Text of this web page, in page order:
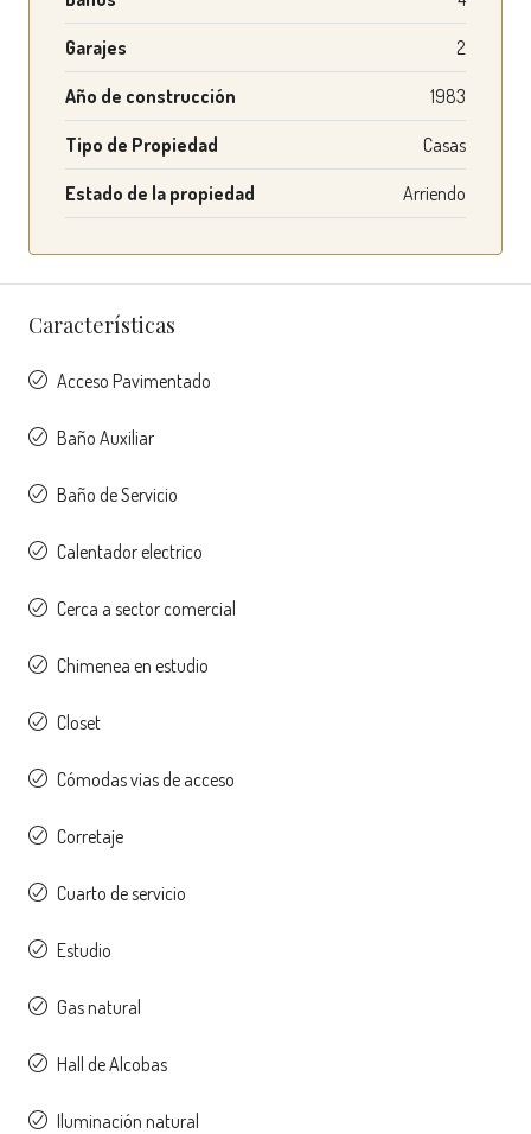
Garajes 2
Año de construcción 1983
Tipo de Propiedad Casas
Estado de la propiedad Arriendo
Características
Acceso Pavimentado
Baño Auxiliar
Baño de Servicio
Calentador electrico
Cerca a sector comercial
Chimenea en estudio
Closet
Cómodas vias de acceso
Corretaje
Cuarto de servicio
Estudio
Gas natural
Hall de Alcobas
Iluminación natural